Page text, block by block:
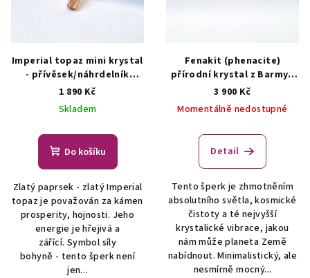
Imperial topaz mini krystal
- přívěsek/náhrdelník
ŠPERKY S PŘÍRODNÍMI
KRYSTALY
1 890 Kč
Skladem
Do košíku
Zlatý paprsek - zlatý Imperial
topaz je považován za kámen
prosperity, hojnosti. Jeho
energie je hřejivá a
zářící. Symbol síly
bohyně - tento šperk není
jen...
Fenakit (phenacite)
přírodní krystal z Barmy -
šperk s fenakitem
S PŘÍRODNÍMI KRYSTALY
3 900 Kč
Momentálně nedostupné
Detail
Tento šperk je zhmotněním
absolutního světla, kosmické
čistoty a té nejvyšší
krystalické vibrace, jakou
nám může planeta Země
nabídnout. Minimalistický, ale
nesmírně mocný...